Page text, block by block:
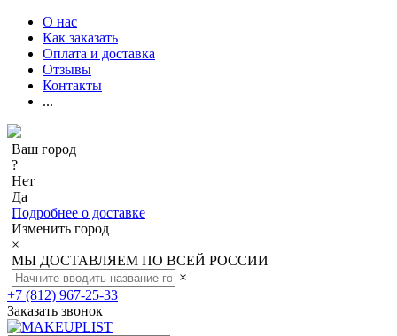
О нас
Как заказать
Оплата и доставка
Отзывы
Контакты
...
Ваш город
?
Нет
Да
Подробнее о доставке
Изменить город
×
МЫ ДОСТАВЛЯЕМ ПО ВСЕЙ РОССИИ
×
+7 (812) 967-25-33
Заказать звонок